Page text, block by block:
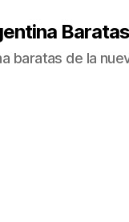
Baratas
baratas de la